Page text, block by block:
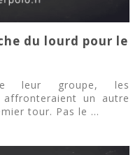
du lourd pour le
leur groupe, les
affronteraient un autre
tour. Pas le ...